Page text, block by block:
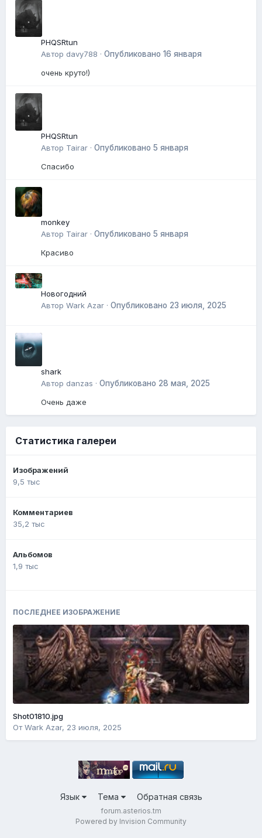
PHQSRtun
Автор davy788 · Опубликовано 16 января
очень круто!)
PHQSRtun
Автор Tairar · Опубликовано 5 января
Спасибо
monkey
Автор Tairar · Опубликовано 5 января
Красиво
Новогодний
Автор Wark Azar · Опубликовано 23 июля, 2025
shark
Автор danzas · Опубликовано 28 мая, 2025
Очень даже
Статистика галереи
Изображений
9,5 тыс
Комментариев
35,2 тыс
Альбомов
1,9 тыс
ПОСЛЕДНЕЕ ИЗОБРАЖЕНИЕ
Shot01810.jpg
ОтWark Azar, 23 июля, 2025
Язык Тема Обратная связь
forum.asterios.tm
Powered by Invision Community